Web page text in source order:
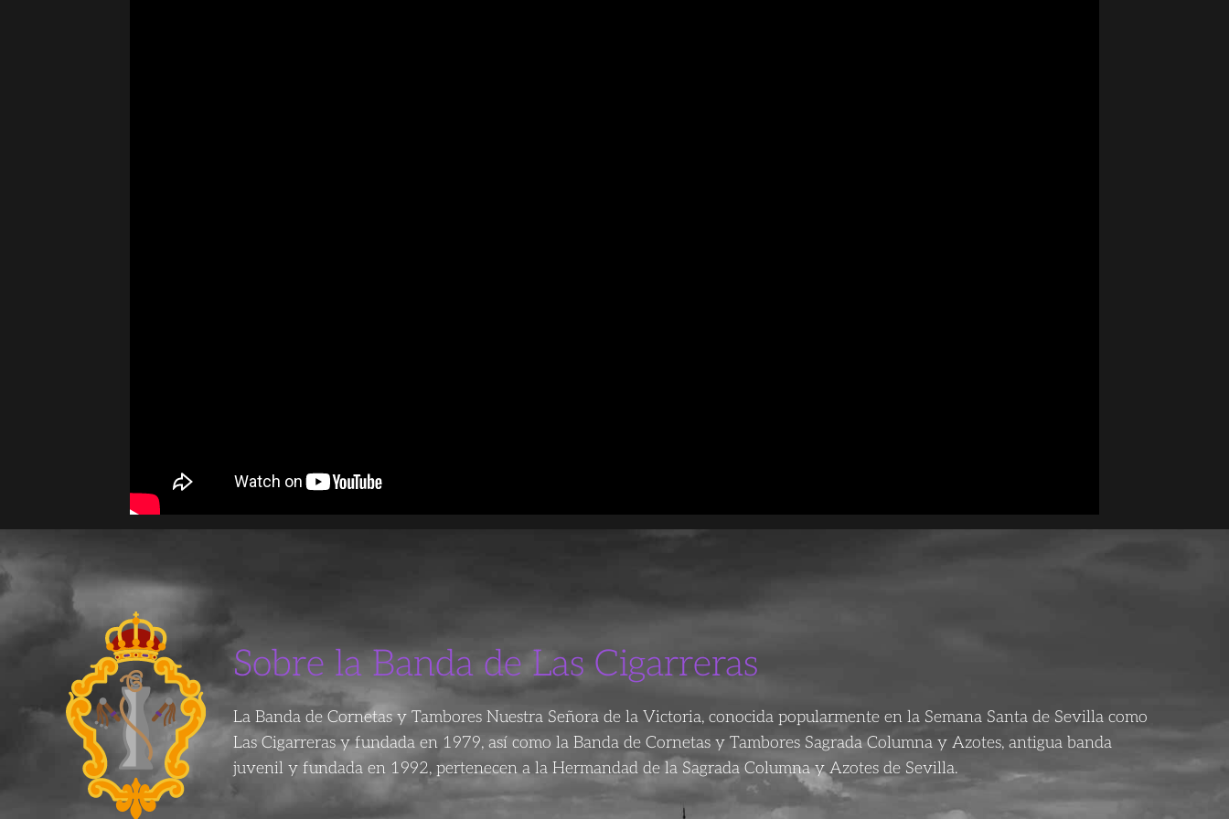
Sobre la Banda de Las Cigarreras
La Banda de Cornetas y Tambores Nuestra Señora de la Victoria, conocida popularmente en la Semana Santa de Sevilla como
Las Cigarreras y fundada en 1979, así como la Banda de Cornetas y Tambores Sagrada Columna y Azotes, antigua banda
juvenil y fundada en 1992, pertenecen a la Hermandad de la Sagrada Columna y Azotes de Sevilla.